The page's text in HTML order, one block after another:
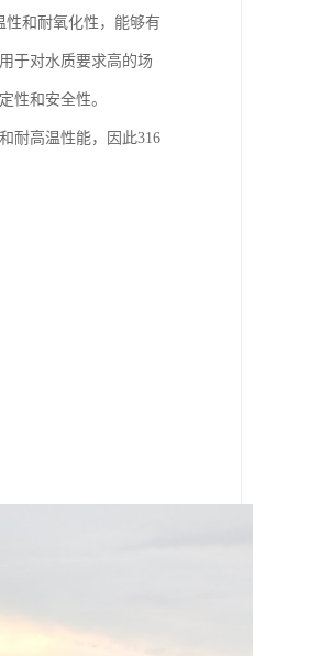
性和耐氧化性，能够有
于对水质要求高的场
性和安全性。
耐高温性能，因此316